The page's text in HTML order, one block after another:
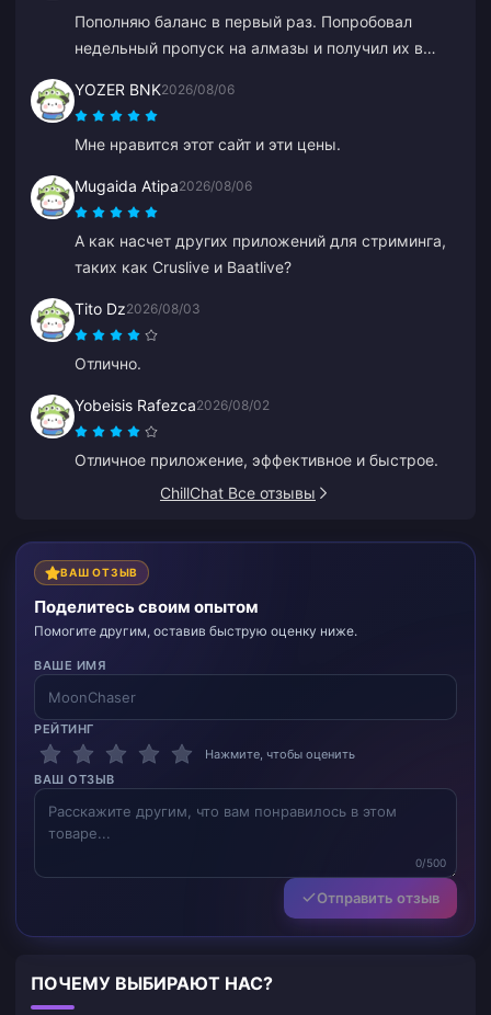
Пополняю баланс в первый раз. Попробовал
недельный пропуск на алмазы и получил их в
YOZER BNK2026/08/06
Мне нравится этот сайт и эти цены.
Mugaida Atipa2026/08/06
А как насчет других приложений для стриминга,
таких как Cruslive и Baatlive?
Tito Dz2026/08/03
Отлично.
Yobeisis Rafezca2026/08/02
Отличное приложение, эффективное и быстрое.
ChillChat Все отзывы
ВАШ ОТЗЫВ
Поделитесь своим опытом
Помогите другим, оставив быструю оценку ниже.
ВАШЕ ИМЯ
РЕЙТИНГ
Нажмите, чтобы оценить
ВАШ ОТЗЫВ
0/500
Отправить отзыв
ПОЧЕМУ ВЫБИРАЮТ НАС?